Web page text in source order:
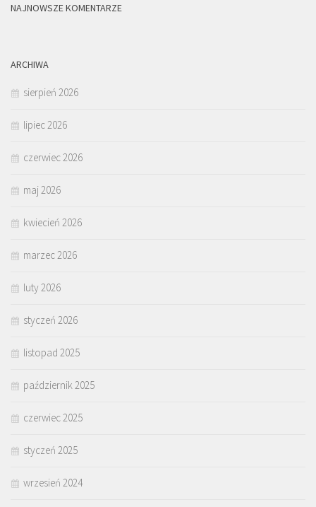
NAJNOWSZE KOMENTARZE
ARCHIWA
sierpień 2026
lipiec 2026
czerwiec 2026
maj 2026
kwiecień 2026
marzec 2026
luty 2026
styczeń 2026
listopad 2025
październik 2025
czerwiec 2025
styczeń 2025
wrzesień 2024